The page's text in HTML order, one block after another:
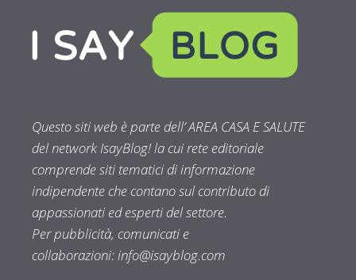
Questo siti web è parte dell’ AREA CASA E SALUTE
del network IsayBlog! la cui rete editoriale
comprende siti tematici di informazione
indipendente che contano sul contributo di
appassionati ed esperti del settore.
Per pubblicità, comunicati e
collaborazioni:info@isayblog.com